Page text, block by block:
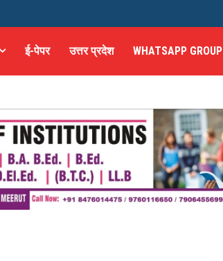
ई-पेपर उत्तर प्रदेश WHATSAPP GROUP